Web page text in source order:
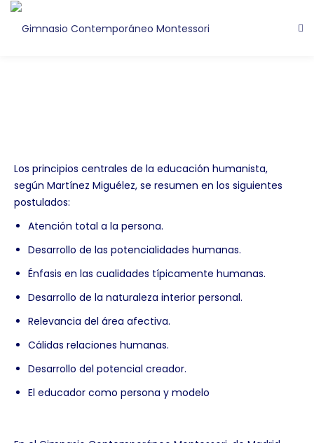
Los principios centrales de la educación humanista,
según Martínez Miguélez, se resumen en los siguientes
postulados:
Atención total a la persona.
Desarrollo de las potencialidades humanas.
Énfasis en las cualidades típicamente humanas.
Desarrollo de la naturaleza interior personal.
Relevancia del área afectiva.
Cálidas relaciones humanas.
Desarrollo del potencial creador.
El educador como persona y modelo